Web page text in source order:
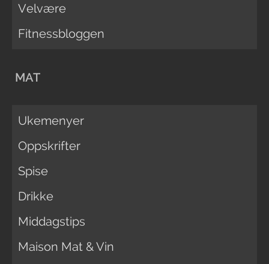
Velvære
Fitnessbloggen
MAT
Ukemenyer
Oppskrifter
Spise
Drikke
Middagstips
Maison Mat & Vin